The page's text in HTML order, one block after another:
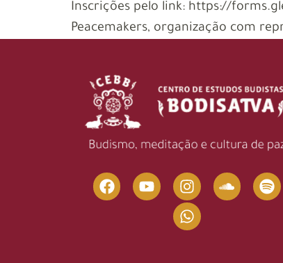
Inscrições pelo link: https://forms.gle/
Peacemakers, organização com